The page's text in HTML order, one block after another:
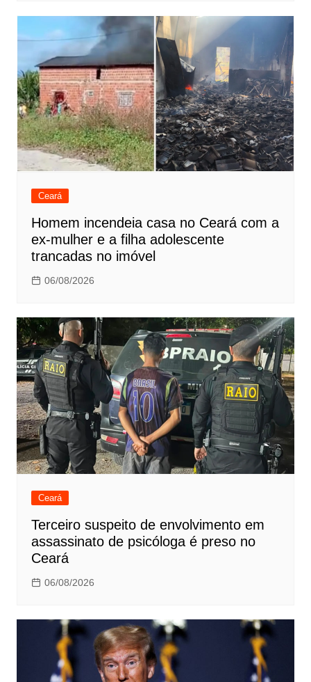
Ceará
Homem incendeia casa no Ceará com a
ex-mulher e a filha adolescente
trancadas no imóvel
06/08/2026
Ceará
Terceiro suspeito de envolvimento em
assassinato de psicóloga é preso no
Ceará
06/08/2026